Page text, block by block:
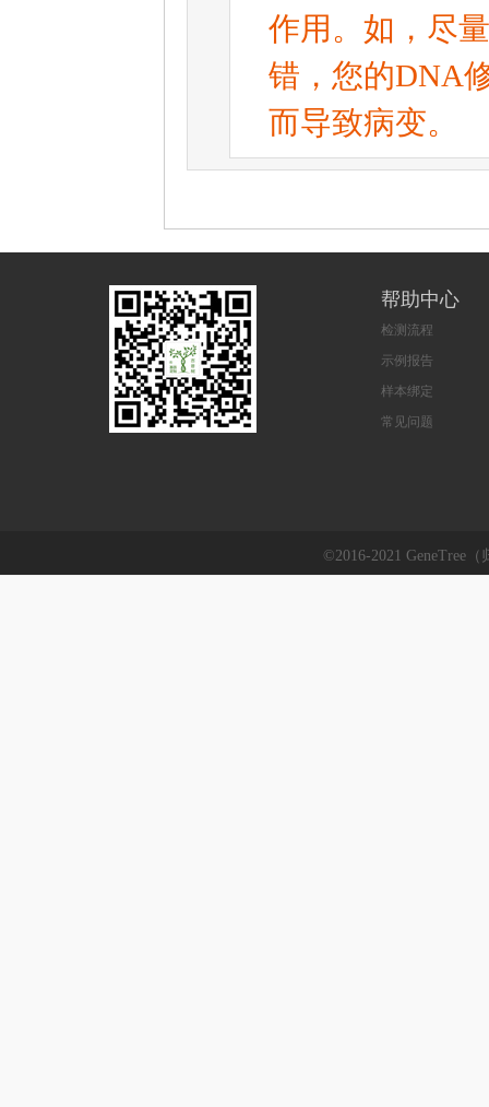
作用。如，尽
错，您的DNA
而导致病变。
帮助中心
检测流程
示例报告
样本绑定
常见问题
©2016-2021 GeneTree